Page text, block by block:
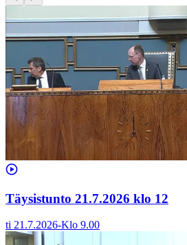
Täysistunto 21.7.2026 klo 12
ti 21.7.2026-Klo 9.00